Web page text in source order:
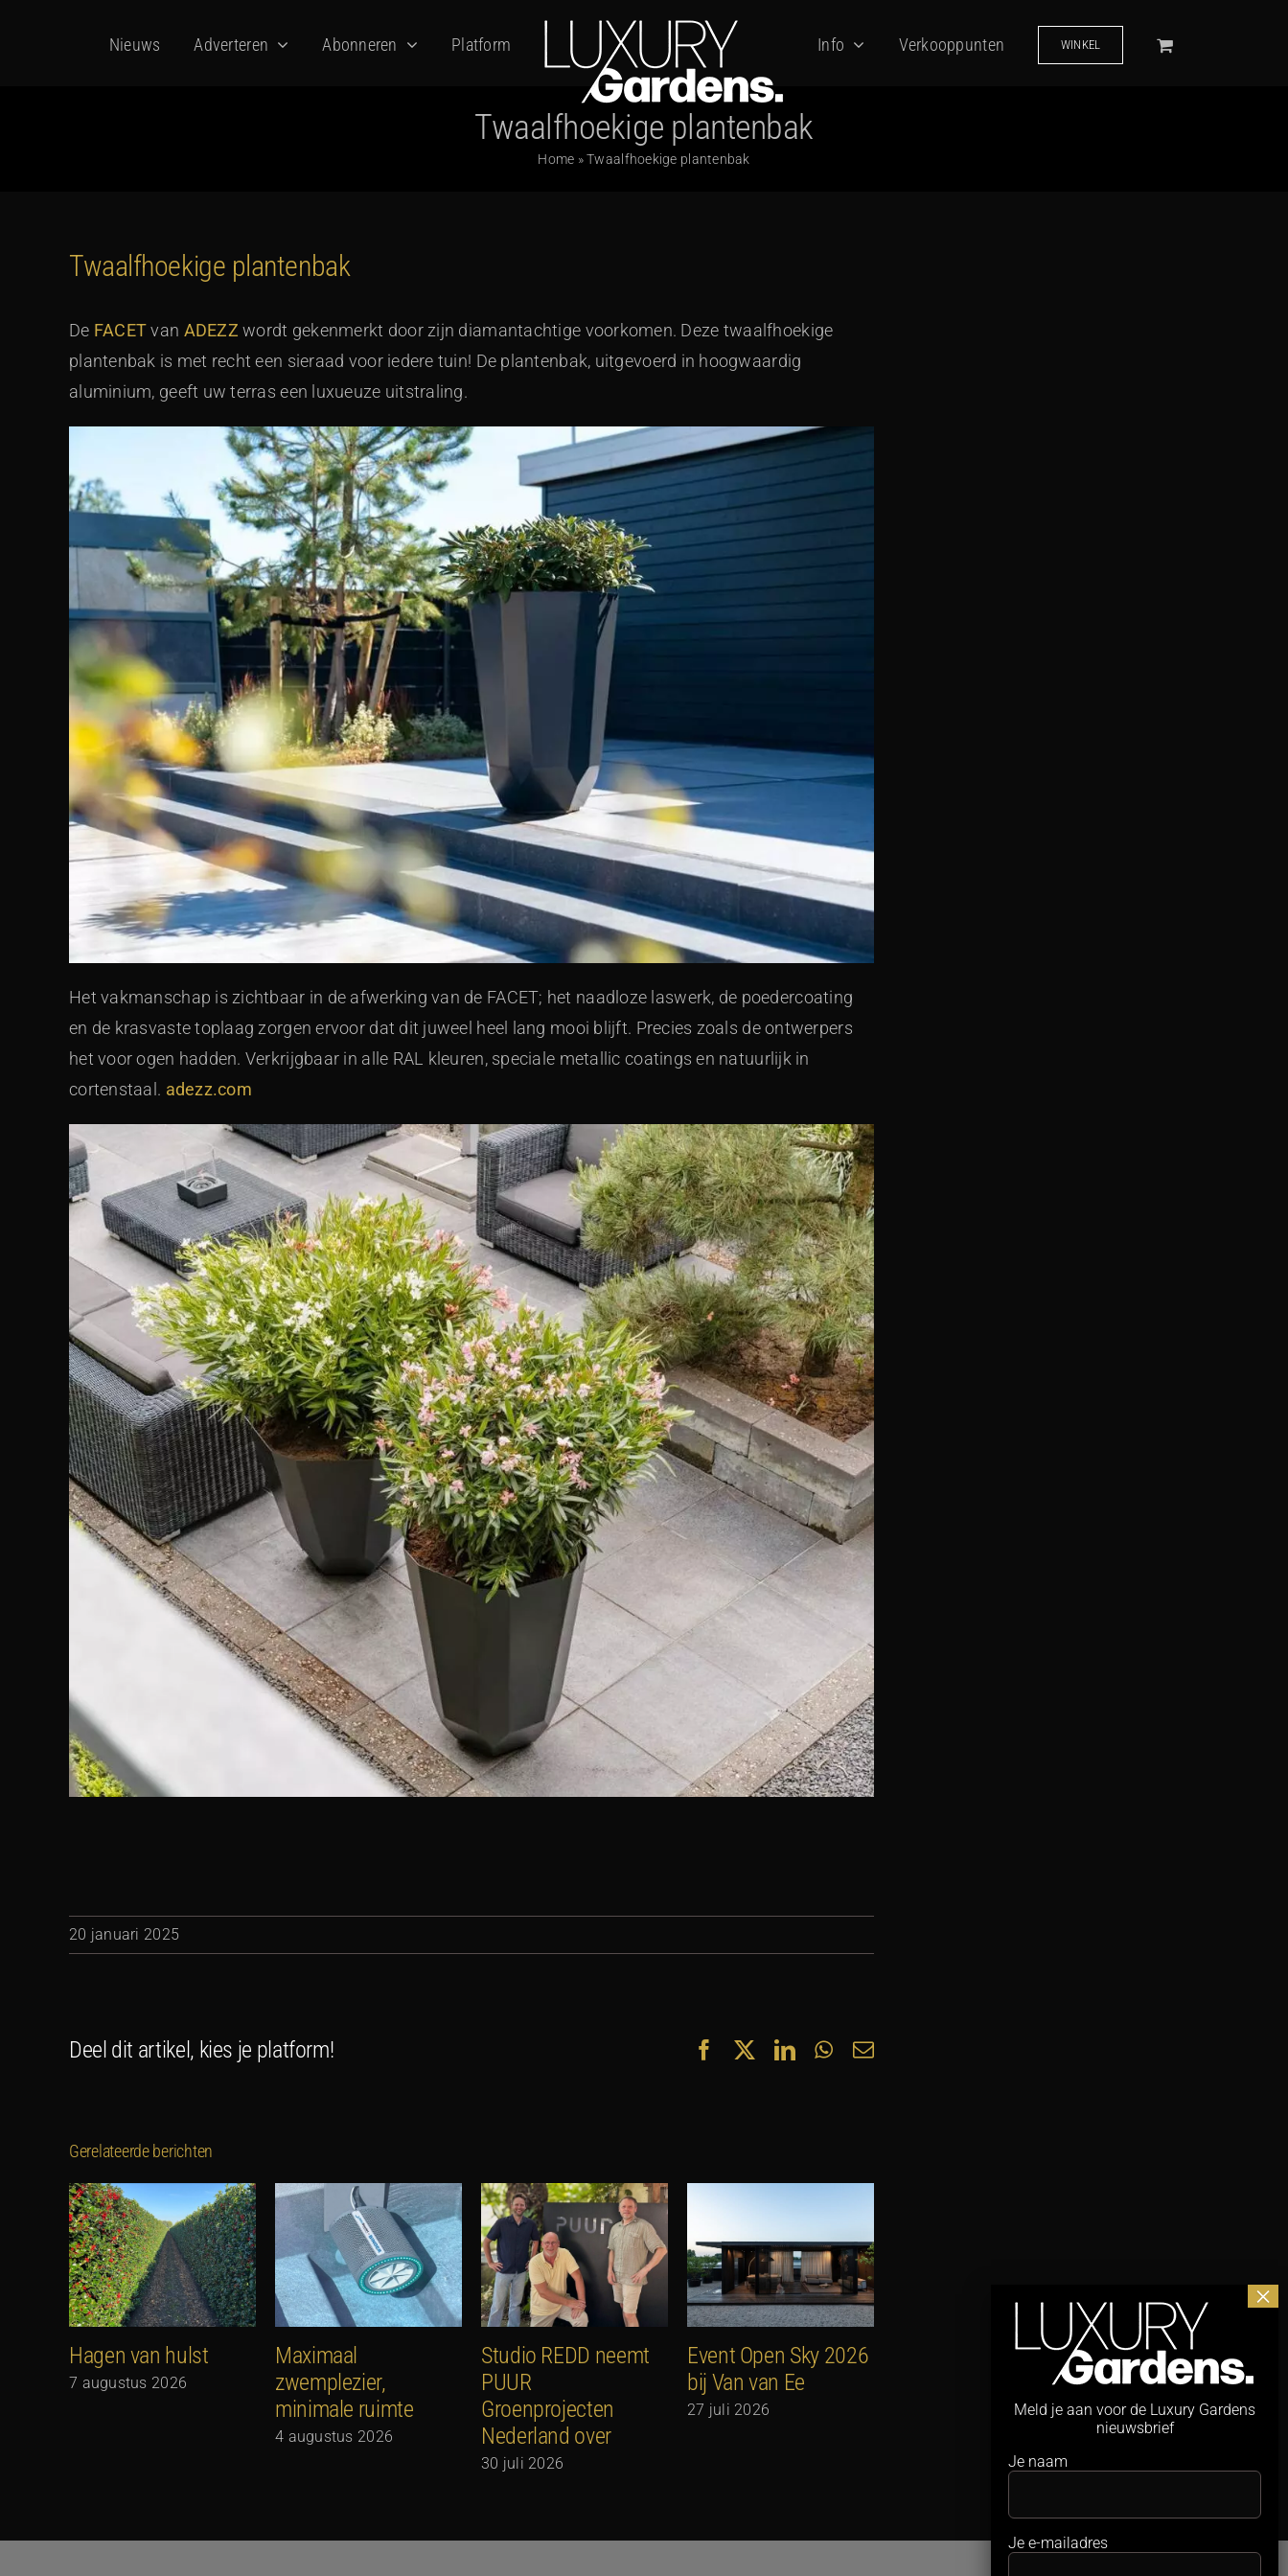
Nieuws Adverteren Abonneren Platform Info Verkooppunten WINKEL
Twaalfhoekige plantenbak
Home »Twaalfhoekige plantenbak
Twaalfhoekige plantenbak
De FACETvan ADEZZ wordt gekenmerkt door zijn diamantachtige voorkomen. Deze twaalfhoekige
plantenbak is met recht een sieraad voor iedere tuin! De plantenbak, uitgevoerd in hoogwaardig
aluminium, geeft uw terras een luxueuze uitstraling.
Het vakmanschap is zichtbaar in de afwerking van de FACET; het naadloze laswerk, de poedercoating
en de krasvaste toplaag zorgen ervoor dat dit juweel heel lang mooi blijft. Precies zoals de ontwerpers
het voor ogen hadden. Verkrijgbaar in alle RAL kleuren, speciale metallic coatings en natuurlijk in
cortenstaal. adezz.com
20 januari 2025
Deel dit artikel, kies je platform! FacebookLinkedInWhatsApp
E-
Gerelateerde berichten
Hagen van hulst
7 augustus 2026
Maximaal
zwemplezier,
minimale ruimte
4 augustus 2026
Studio REDD neemt
PUUR
Groenprojecten
Nederland over
30 juli 2026
Event Open Sky 2026
bij Van van Ee
27 juli 2026
Hagen van hulst
Maximaal
zwemplezier,
minimale ruimte
4 augustus 2026
Meld je aan voor de Luxury Gardens
nieuwsbrief
Je naam
Je e-mailadres